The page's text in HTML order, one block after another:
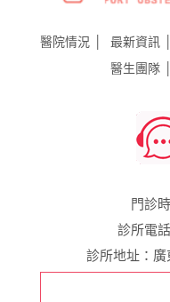
醫院情況 最新資訊
醫生團隊
門診
診所電
診所地址：